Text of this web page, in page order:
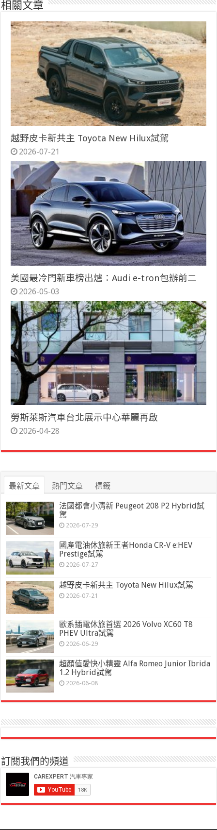
相關文章
越野皮卡新共主 Toyota New Hilux試駕
2026-07-21
美國最冷門新車榜出爐：Audi e-tron包辦前二
2026-05-03
勞斯萊斯汽車台北展示中心華麗再啟
2026-04-28
最新文章 熱門文章 標籤
法國都會小清新 Peugeot 208 P2 Hybrid試
駕
2026-07-29
國產電油休旅新王者Honda CR-V e:HEV
Prestige試駕
2026-07-27
越野皮卡新共主 Toyota New Hilux試駕
2026-07-21
歐系插電休旅首選 2026 Volvo XC60 T8
PHEV Ultra試駕
2026-06-29
超顏值愛快小精靈 Alfa Romeo Junior Ibrida
1.2 Hybrid試駕
2026-06-08
訂閱我們的頻道